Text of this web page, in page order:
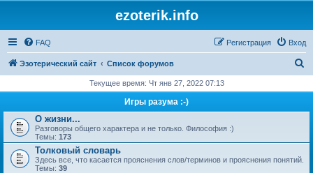
ezoterik.info
FAQ Вход
Регистрация
Эзотерический сайт Список форумов
с
Текущее время: Чт янв 27, 2022 07:13
Игры разума :-)
О жизни...
Разговоры общего характера и не только. Философия :)
Темы: 173
Толковый словарь
Здесь все, что касается прояснения слов/терминов и прояснения понятий.
Темы: 39